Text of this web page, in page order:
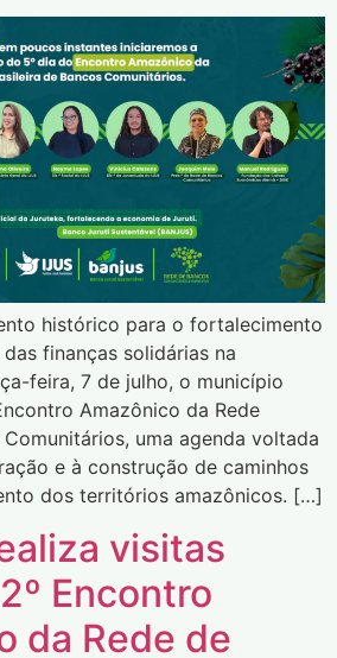
histórico para o fortalecimento
finanças solidárias na
feira, 7 de julho, o município
Amazônico da Rede
uma agenda voltada
e à construção de caminhos
dos territórios amazônicos. […]
visitas
Encontro
da Rede de